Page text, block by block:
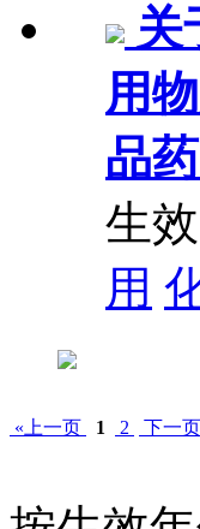
关
用
品
生
用
«上一页 1 2 下一